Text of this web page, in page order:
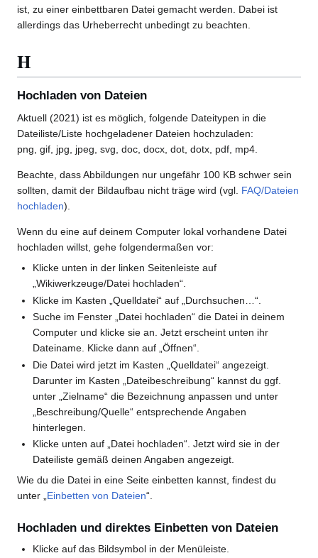
ist, zu einer einbettbaren Datei gemacht werden. Dabei ist
allerdings das Urheberrecht unbedingt zu beachten.
H
Hochladen von Dateien
Aktuell (2021) ist es möglich, folgende Dateitypen in die
Dateiliste/Liste hochgeladener Dateien hochzuladen:
png, gif, jpg, jpeg, svg, doc, docx, dot, dotx, pdf, mp4.
Beachte, dass Abbildungen nur ungefähr 100 KB schwer sein
sollten, damit der Bildaufbau nicht träge wird (vgl. FAQ/Dateien
hochladen).
Wenn du eine auf deinem Computer lokal vorhandene Datei
hochladen willst, gehe folgendermaßen vor:
Klicke unten in der linken Seitenleiste auf
„Wikiwerkzeuge/Datei hochladen“.
Klicke im Kasten „Quelldatei“ auf „Durchsuchen…“.
Suche im Fenster „Datei hochladen“ die Datei in deinem
Computer und klicke sie an. Jetzt erscheint unten ihr
Dateiname. Klicke dann auf „Öffnen“.
Die Datei wird jetzt im Kasten „Quelldatei“ angezeigt.
Darunter im Kasten „Dateibeschreibung“ kannst du ggf.
unter „Zielname“ die Bezeichnung anpassen und unter
„Beschreibung/Quelle“ entsprechende Angaben
hinterlegen.
Klicke unten auf „Datei hochladen“. Jetzt wird sie in der
Dateiliste gemäß deinen Angaben angezeigt.
Wie du die Datei in eine Seite einbetten kannst, findest du
unter „ Einbetten von Dateien“.
Hochladen und direktes Einbetten von Dateien
Klicke auf das Bildsymbol in der Menüleiste.